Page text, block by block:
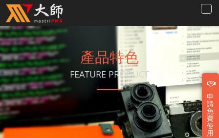
申
請
免
費
使
用
產品特色
FEATURE PRODUCT